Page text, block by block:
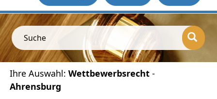
Suche
Ihre Auswahl: Wettbewerbsrecht -
Ahrensburg